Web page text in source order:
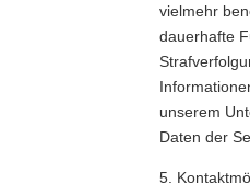
vielmehr
dauerhafte
unserem
Daten der
5.